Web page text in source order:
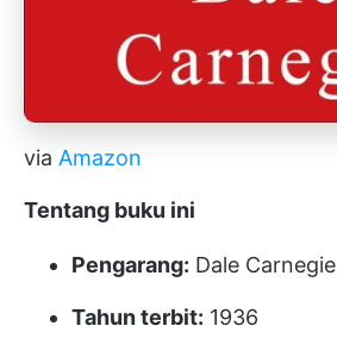
via Amazon
Tentang buku ini
Pengarang: Dale Carnegie
Tahun terbit: 1936